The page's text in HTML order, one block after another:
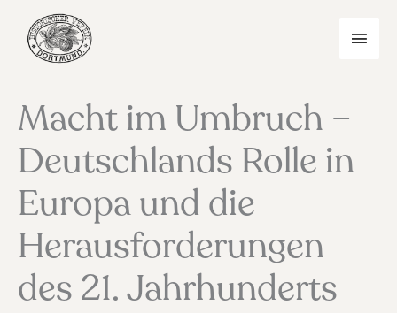
Inhalt
springen
Macht im Umbruch –
Deutschlands Rolle in
Europa und die
Herausforderungen
des 21. Jahrhunderts